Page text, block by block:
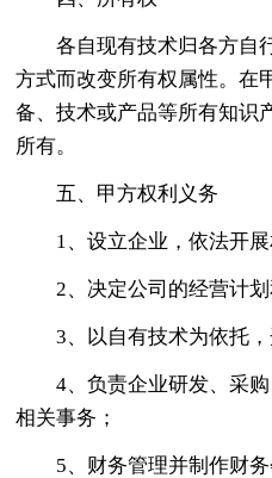
各自现有技术归各方自
方式而改变所有权属性。在
备、技术或产品等所有知识
所有。
五、甲方权利义务
1、设立企业，依法开
2、决定公司的经营计划
3、以自有技术为依托
4、负责企业研发、采
相关事务；
5、财务管理并制作财务